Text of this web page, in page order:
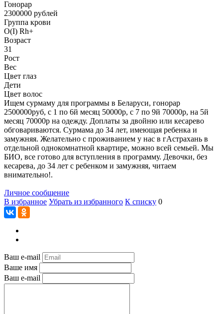
Гонoрар
2300000 рублей
Группа крови
O(I) Rh+
Возраст
31
Рост
Вес
Цвет глаз
Дети
Цвет волос
Ищем сурмаму для программы в Беларуси, гонорар
2500000руб, с 1 по 6й месяц 50000р, с 7 по 9й 70000р, на 5й
месяц 70000р на одежду. Доплаты за двойню или кесарево
обговариваются. Сурмама до 34 лет, имеющая ребенка и
замужняя. Желательно с проживанием у нас в гАстрахань в
отдельной однокомнатной квартире, можно всей семьей. Мы
БИО, все готово для вступления в программу. Девочки, без
кесарева, до 34 лет с ребенком и замужняя, читаем
внимательно!.
Личное сообщение
В избранное Убрать из избранного К списку 0
Ваш e-mail
Ваше имя
Ваш e-mail